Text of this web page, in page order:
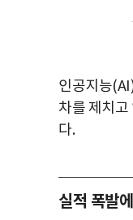
인공지능
차를 제치고
다.
실적 폭발